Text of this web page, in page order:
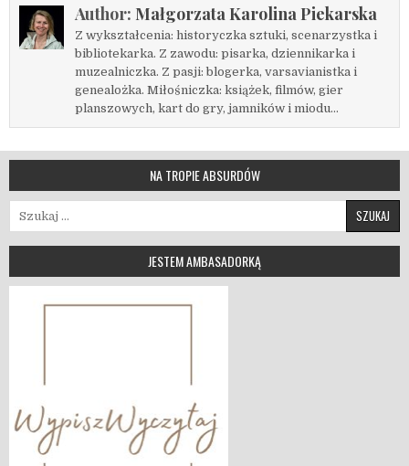
Author: Małgorzata Karolina Piekarska
Z wykształcenia: historyczka sztuki, scenarzystka i
bibliotekarka. Z zawodu: pisarka, dziennikarka i
muzealniczka. Z pasji: blogerka, varsavianistka i
genealożka. Miłośniczka: książek, filmów, gier
planszowych, kart do gry, jamników i miodu...
NA TROPIE ABSURDÓW
JESTEM AMBASADORKĄ